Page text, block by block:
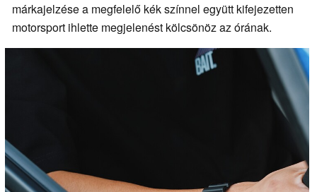
márkajelzése a megfelelő kék színnel együtt kifejezetten
motorsport ihlette megjelenést kölcsönöz az órának.